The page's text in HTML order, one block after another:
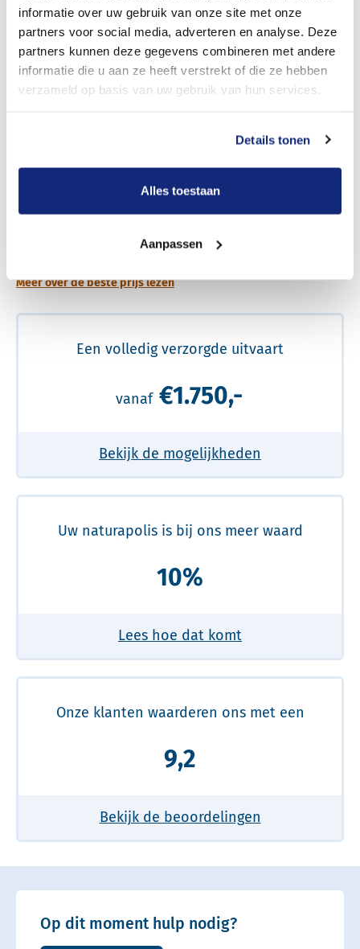
informatie over uw gebruik van onze site met onze
partners voor social media, adverteren en analyse. Deze
partners kunnen deze gegevens combineren met andere
informatie die u aan ze heeft verstrekt of die ze hebben
verzameld op basis van uw gebruik van hun services.
Details tonen
Alles toestaan
Aanpassen
Meer over de beste prijs lezen
Een volledig verzorgde uitvaart
vanaf €1.750,-
Bekijk de mogelijkheden
Uw naturapolis is bij ons meer waard
10%
Lees hoe dat komt
Onze klanten waarderen ons met een
9,2
Bekijk de beoordelingen
Op dit moment hulp nodig?